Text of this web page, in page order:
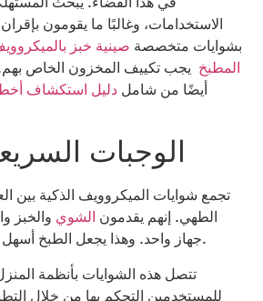
الاستخدامات، وغالبًا ما يقومون
بشوايات متخصصة صينية خبز
المطبخ يجب تكييف المخزون الخاص
أيضًا من شامل دليل استكشاف
الوجبات
تجمع شوايات الميكروويف الذكية بين
الطهي. إنهم يقدمون الشوي والخبز
جهاز واحد. وهذا يجعل الطبخ أسهل ويوفر المساحة.
تتصل هذه الشوايات بأنظمة
للمستخدمين التحكم بها من خلال